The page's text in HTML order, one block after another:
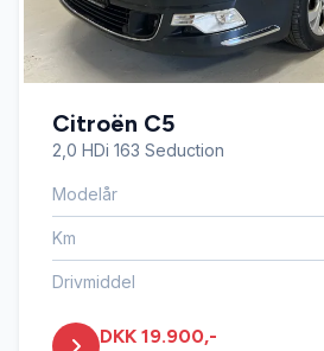
Tonede ruder
Citroën C5
2,0 HDi 163 Seduction
Modelår
Km
Drivmiddel
DKK 19.900,-